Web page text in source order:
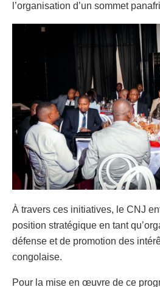
l’organisation d’un sommet
À travers ces initiatives, le CNJ
position stratégique en tant
défense et de promotion des
congolaise.
Pour la mise en œuvre de ce